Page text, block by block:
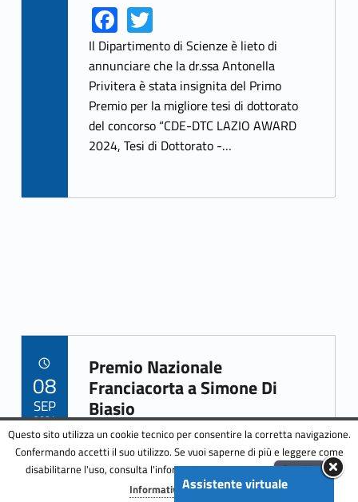
Link identifier share facebook archive #share-link-archive-88812Fa
ce
b
o
o
k
Link identifier share twitter archive #share-link-archive-95012T
w
itt
er
Il Dipartimento di Scienze è lieto di
annunciare che la dr.ssa Antonella
Privitera è stata insignita del Primo
Premio per la migliore tesi di dottorato
del concorso “CDE-DTC LAZIO AWARD
2024, Tesi di Dottorato -…
Link identifier archive #link-archive-16613
Premio Nazionale
Franciacorta a Simone Di
Biasio
Link identifier archive #link-archive-thumb-soap-18626
08
SEP
2024
Assistente virtuale
Questo sito utilizza un cookie tecnico per consentire la corretta navigazione.
Confermando accetti il suo utilizzo. Se vuoi saperne di più e leggere come
disabilitarne l'uso, consulta l'informativa estesa.ENG
Accetta
Informativa completa